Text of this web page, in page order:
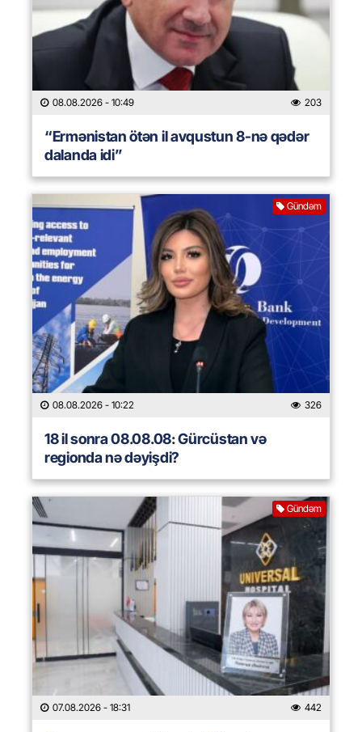
08.08.2026 - 10:49 203
“Ermənistan ötən il avqustun 8-nə qədər
dalanda idi”
Gündəm
08.08.2026 - 10:22 326
18 il sonra 08.08.08: Gürcüstan və
regionda nə dəyişdi?
Gündəm
07.08.2026 - 18:31 442